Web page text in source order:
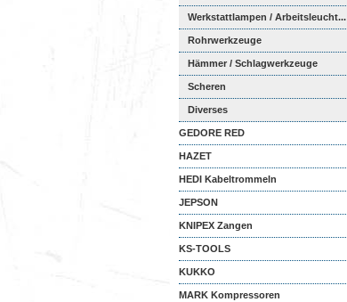
Werkstattlampen / Arbeitsleucht...
Rohrwerkzeuge
Hämmer / Schlagwerkzeuge
Scheren
Diverses
GEDORE RED
HAZET
HEDI Kabeltrommeln
JEPSON
KNIPEX Zangen
KS-TOOLS
KUKKO
MARK Kompressoren